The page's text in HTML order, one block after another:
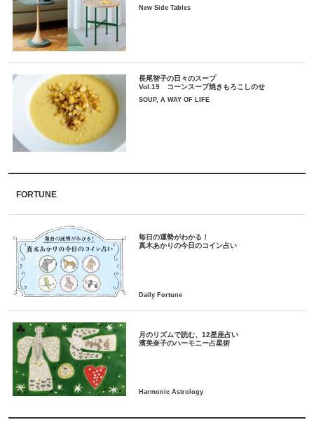
New Side Tables
長尾智子の日々のスープ
Vol.19 コーンスープ焼きもろこしのせ
SOUP, A WAY OF LIFE
FORTUNE
毎日の運勢がわかる！
月のリズムで読む、12星座占い